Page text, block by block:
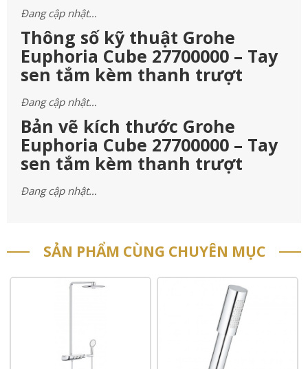
Đang cập nhật…
Thông số kỹ thuật Grohe
Euphoria Cube 27700000 – Tay
sen tắm kèm thanh trượt
Đang cập nhật…
Bản vẽ kích thước Grohe
Euphoria Cube 27700000 – Tay
sen tắm kèm thanh trượt
Đang cập nhật…
SẢN PHẨM CÙNG CHUYÊN MỤC